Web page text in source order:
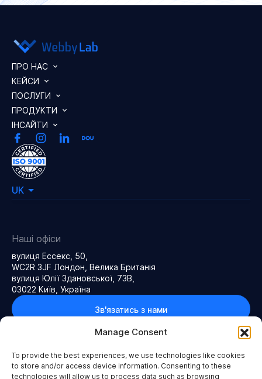
Manage Consent
To provide the best experiences, we use technologies like cookies
to store and/or access device information. Consenting to these
technologies will allow us to process data such as browsing
ПРО НАС
КЕЙСИ
ПОСЛУГИ
ПРОДУКТИ
ІНСАЙТИ
UK
Зв'язатись з нами
Наші офіси
вулиця Ессекс, 50,
WC2R 3JF Лондон, Велика Британія
вулиця Юлії Здановської, 73В,
03022 Київ, Україна
Політика конфіденційності Правила та умови